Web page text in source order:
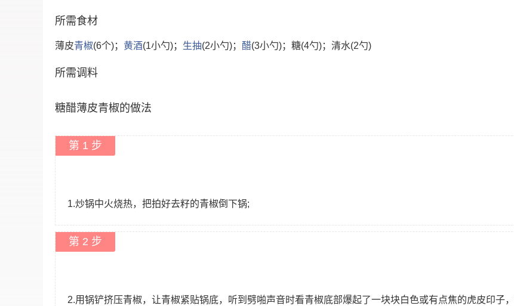
所需食材
薄皮青椒(6个)； 黄酒(1小勺)； 生抽(2小勺)； 醋(3小勺)；糖(4勺)；清水(2勺)
所需调料
糖醋薄皮青椒的做法
第 1 步
1.炒锅中火烧热，把拍好去籽的青椒倒下锅;
第 2 步
2.用锅铲挤压青椒，让青椒紧贴锅底，听到劈啪声音时看青椒底部爆起了一块块白色或有点焦的虎皮印子